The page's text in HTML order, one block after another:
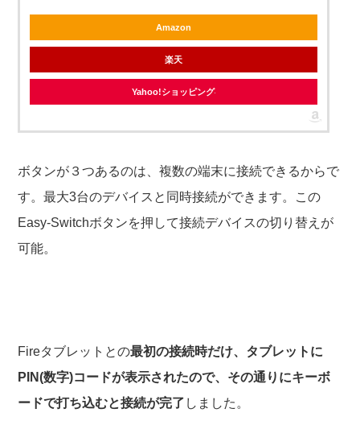
Amazon
楽天
Yahoo!ショッピング
ボタンが３つあるのは、複数の端末に接続できるからで
す。最大3台のデバイスと同時接続ができます。この
Easy-Switchボタンを押して接続デバイスの切り替えが
可能。
Fireタブレットとの最初の接続時だけ、タブレットに
PIN(数字)コードが表示されたので、その通りにキーボ
ードで打ち込むと接続が完了 しました。